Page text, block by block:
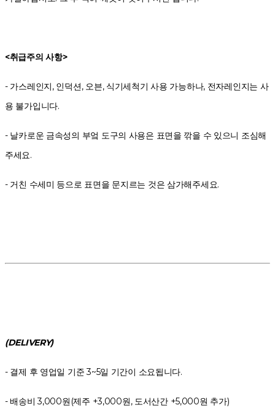
<취급주의 사항>
- 가스레인지, 인덕션, 오븐, 식기세척기 사용 가능하나, 전자레인지는 사
용 불가입니다.
- 날카로운 금속성의 부엌 도구의 사용은 표면을 깎을 수 있으니 조심해
주세요.
- 거친 수세미 등으로 표면을 문지르는 것은 삼가해주세요.
(DELIVERY)
- 결제 후 영업일 기준 3~5일 기간이 소요됩니다.
- 배송비 3,000원(제주 +3,000원, 도서산간 +5,000원 추가)